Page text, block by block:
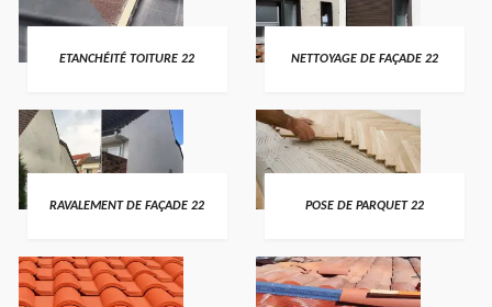
ETANCHÉITÉ TOITURE 22 NETTOYAGE DE FAÇADE 22
RAVALEMENT DE FAÇADE 22 POSE DE PARQUET 22